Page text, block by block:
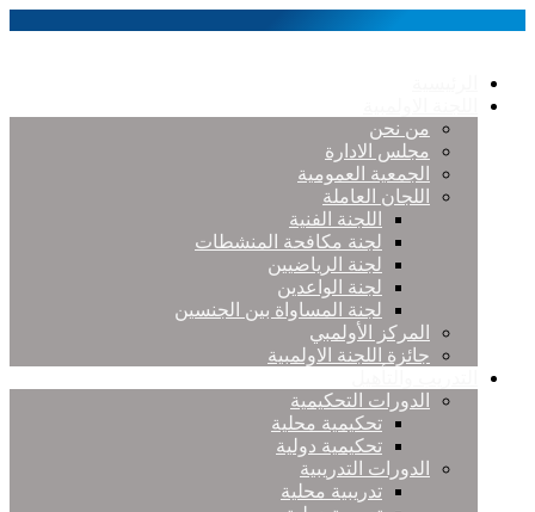
من نحن
مجلس الادارة
الجمعية العمومية
اللجان العاملة
اللجنة الفنية
لجنة مكافحة المنشطات
لجنة الرياضيين
لجنة الواعدين
لجنة المساواة بين الجنسين
المركز الأولمبي
جائزة اللجنة الاولمبية
الدورات التحكيمية
تحكيمية محلية
تحكيمية دولية
الدورات التدريبية
تدريبية محلية